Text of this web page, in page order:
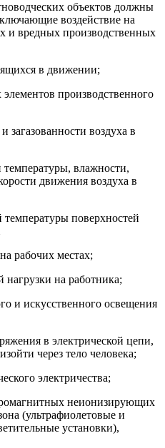
объектов должны
воздействие на
и вредных производственных
в движении;
производственного
воздуха в
влажности,
движения воздуха в
поверхностей
рабочих местах;
на работника;
и искусственного освещения
в электрической цепи,
через тело человека;
электричества;
неионизирующих
(ультрафиолетовые и
установки),